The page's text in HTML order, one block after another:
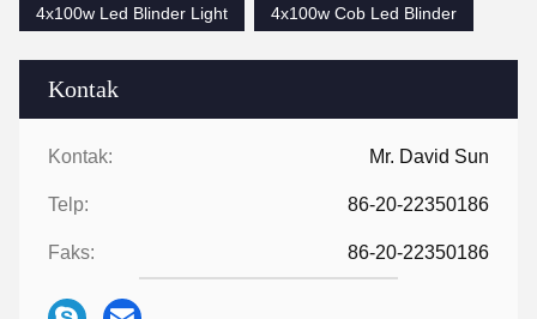
Kontak
Kontak: Mr. David Sun
Telp: 86-20-22350186
Faks: 86-20-22350186
4x100w Led Blinder Light 4x100w Cob Led Blinder